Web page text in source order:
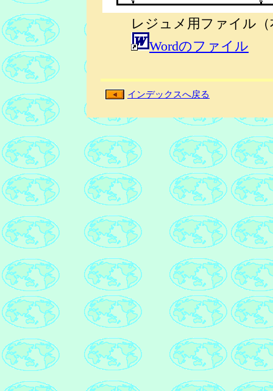
レジュメ用ファイル
Wordのファイル
インデックスへ戻る